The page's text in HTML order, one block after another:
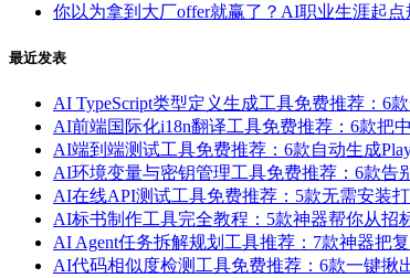
你以为拿到大厂offer就赢了？AI职业生涯起
最近发表
AI TypeScript类型定义生成工具免费推荐：6
AI前端国际化i18n翻译工具免费推荐：6款把
AI端到端测试工具免费推荐：6款自动生成
AI环境变量与密钥管理工具免费推荐：6款告
AI在线API测试工具免费推荐：5款无需安装
AI标书制作工具完全教程：5款神器帮你从招
AI Agent任务拆解规划工具推荐：7款神器把
AI代码相似度检测工具免费推荐：6款一键